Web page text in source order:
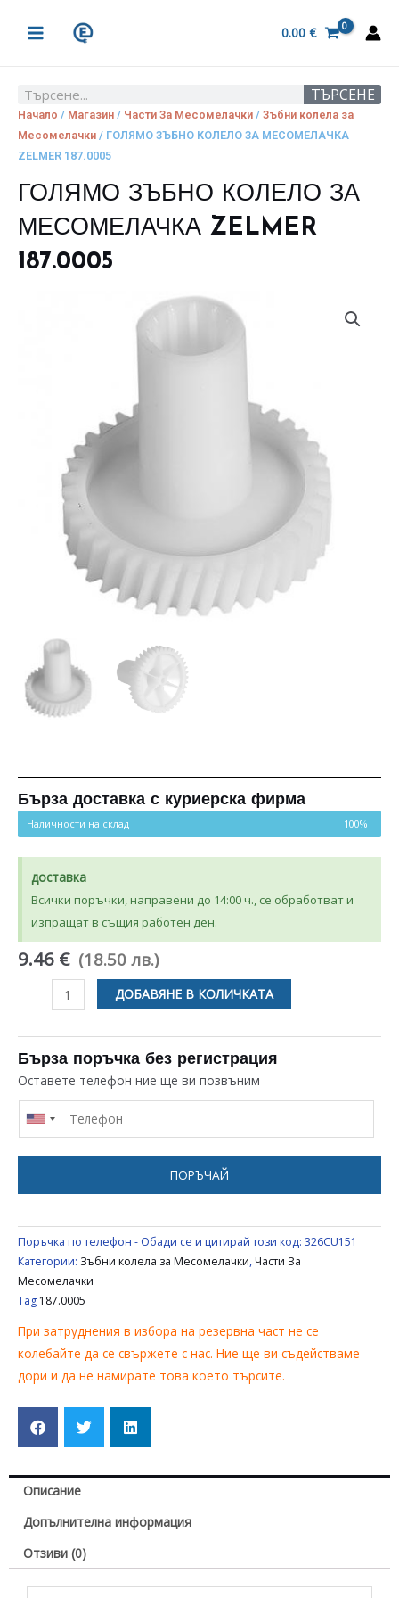
MENU
0.00 €
Search ТЪРСЕНЕ
Начало / Магазин / Части За Месомелачки / Зъбни колела за
Месомелачки / ГОЛЯМО ЗЪБНО КОЛЕЛО ЗА МЕСОМЕЛАЧКА
ZELMER 187.0005
ГОЛЯМО ЗЪБНО КОЛЕЛО ЗА
МЕСОМЕЛАЧКА ZELMER
187.0005
Бърза доставка с куриерска фирма
Наличности на склад 100%
доставка
Всички поръчки, направени до 14:00 ч., се обработват и
изпращат в същия работен ден.
9.46 € (18.50 лв.)
количество
ГОЛЯМО
ЗЪБНО
КОЛЕЛО
ЗА
МЕСОМЕЛАЧКА
ДОБАВЯНЕ В КОЛИЧКАТА
Бърза поръчка без регистрация
Оставете телефон ние ще ви позвъним
ПОРЪЧАЙ
Поръчка по телефон - Обади се и цитирай този код: 326CU151
Категории: Зъбни колела за Месомелачки,Части За
Месомелачки
Tag 187.0005
При затруднения в избора на резервна част не се
колебайте да се свържете с нас. Ние ще ви съдействаме
дори и да не намирате това което търсите.
Описание
Допълнителна информация
Отзиви (0)